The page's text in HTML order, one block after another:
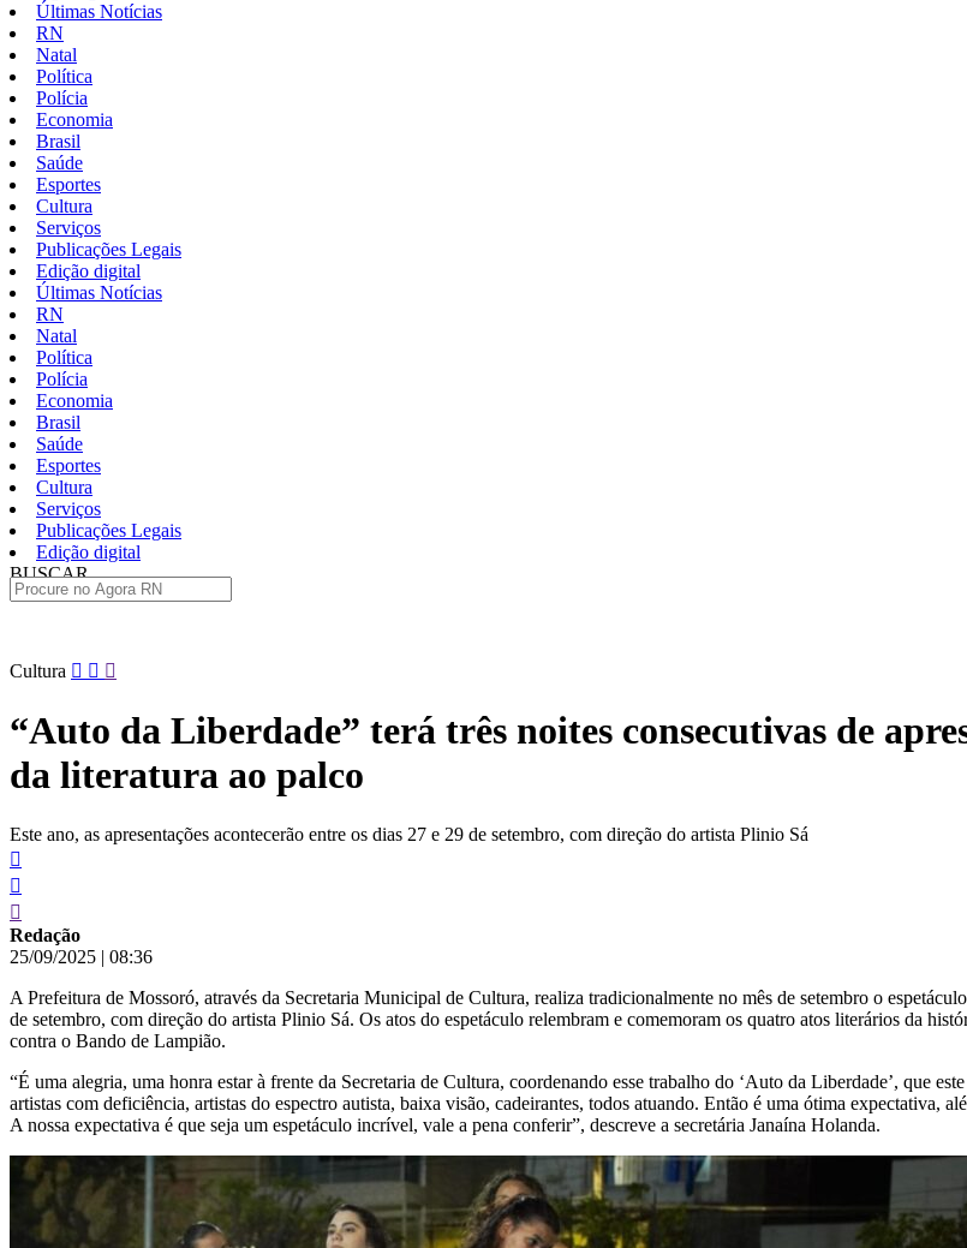
Últimas Notícias
RN
Natal
Política
Polícia
Economia
Brasil
Saúde
Esportes
Cultura
Serviços
Publicações Legais
Edição digital
Últimas Notícias
RN
Natal
Política
Polícia
Economia
Brasil
Saúde
Esportes
Cultura
Serviços
Publicações Legais
Edição digital
BUSCAR
Pular
conteúdo
Cultura
“Auto da Liberdade” terá três noites consecutivas de
da literatura ao palco
Este ano, as apresentações acontecerão entre os dias 27 e 29 de setembro, com direção do artista Plinio Sá
Redação
25/09/2025 | 08:36
A Prefeitura de Mossoró, através da Secretaria Municipal de Cultura, realiza tradicionalmente no mês de setembro o
de setembro, com direção do artista Plinio Sá. Os atos do espetáculo relembram e comemoram os quatro atos literários da
contra o Bando de Lampião.
“É uma alegria, uma honra estar à frente da Secretaria de Cultura, coordenando esse trabalho do ‘Auto da Liberdade’, que
artistas com deficiência, artistas do espectro autista, baixa visão, cadeirantes, todos atuando. Então é uma ótima expectativa,
A nossa expectativa é que seja um espetáculo incrível, vale a pena conferir”, descreve a secretária Janaína Holanda.